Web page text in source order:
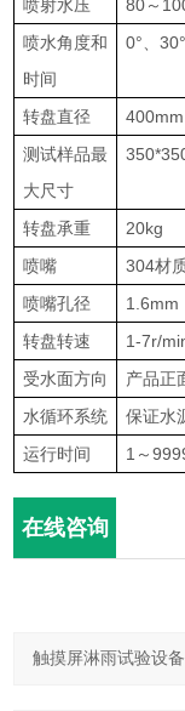
喷射水压
80～
喷水角度和
时间
0°、
转盘直径
400mm
测试样品最
大尺寸
转盘承重
20kg
喷嘴
304材
喷嘴孔径
1.6mm
转盘转速
1-7r/
受水面方向
产品正
水循环系统
保证水
运行时间
1～
在线咨询